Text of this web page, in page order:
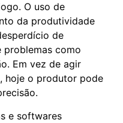
O uso de
da produtividade
de
problemas como
Em vez de agir
hoje o produtor pode
e softwares